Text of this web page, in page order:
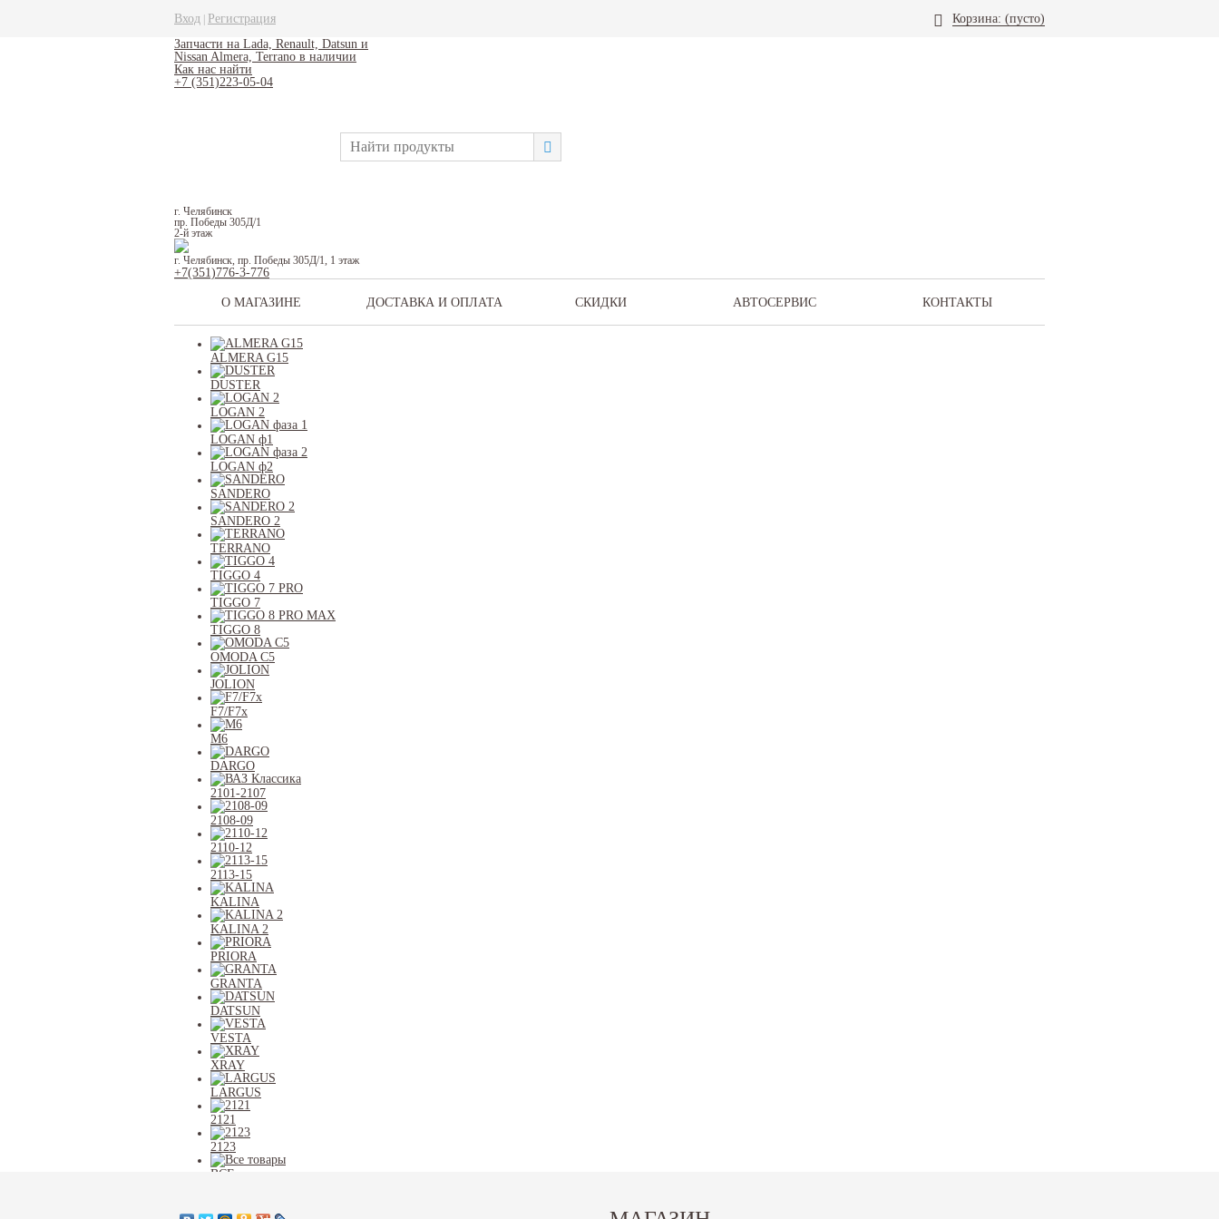
Вход Регистрация Корзина: (пусто)
Запчасти на Lada, Renault, Datsun и
Nissan Almera, Terrano в наличии
Как нас найти
+7 (351)223-05-04
г. Челябинск
пр. Победы 305Д/1
2-й этаж
г. Челябинск, пр. Победы 305Д/1, 1 этаж
+7(351)776-3-776
О МАГАЗИНЕ ДОСТАВКА И ОПЛАТА СКИДКИ АВТОСЕРВИС КОНТАКТЫ
ALMERA G15
DUSTER
LOGAN 2
LOGAN ф1
LOGAN ф2
SANDERO
SANDERO 2
TERRANO
TIGGO 4
TIGGO 7
TIGGO 8
OMODA C5
JOLION
F7/F7x
M6
DARGO
2101-2107
2108-09
2110-12
2113-15
KALINA
KALINA 2
PRIORA
GRANTA
DATSUN
VESTA
XRAY
LARGUS
2121
2123
ВСЕ